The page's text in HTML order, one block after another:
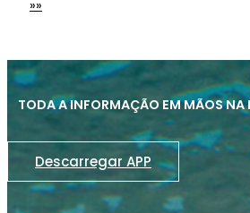
»»
TODA A INFORMAÇÃO EM MÃOS
Descarregar APP